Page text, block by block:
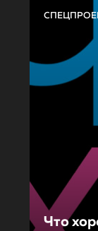
Что